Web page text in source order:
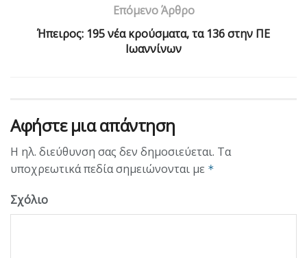
Επόμενο Άρθρο
Ήπειρος: 195 νέα κρούσματα, τα 136 στην ΠΕ
Ιωαννίνων
Αφήστε μια απάντηση
Η ηλ. διεύθυνση σας δεν δημοσιεύεται. Τα
υποχρεωτικά πεδία σημειώνονται με *
Σχόλιο